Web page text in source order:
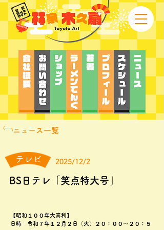
ニュース一覧
テレビ 2025/12/2
BS日テレ「笑点特大号」
【昭和１００年大喜利】
日時 令和７年１２月２日（火）２０：００～２０：５